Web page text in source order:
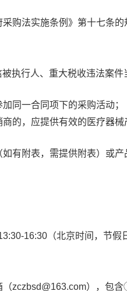
购法实施条例》第十七条的
执行人、重大税收违法案
同一合同项下的采购活动；
商的，应提供有效的医疗器械
有附表，需提供附表）或产
16:30（北京时间，节假
（zczbsd@163.com）
，包